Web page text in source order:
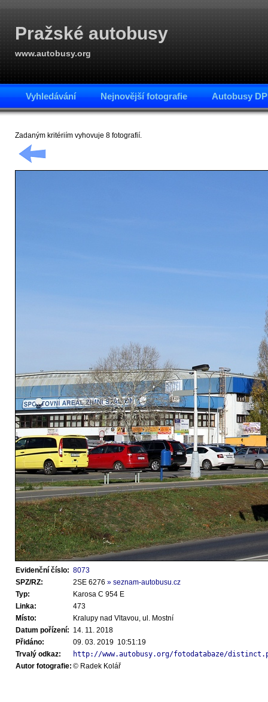
Pražské autobusy
www.autobusy.org
Vyhledávání Nejnovější fotografie Autobusy
Zadaným kritériím vyhovuje 8 fotografií.
Evidenční číslo: 8073
SPZ/RZ:
2SE 6276 » seznam-autobusu.cz
Typ:
Karosa C 954 E
Linka:
473
Místo:
Kralupy nad Vltavou, ul. Mostní
Datum pořízení: 14. 11. 2018
Přidáno:
09. 03. 2019 10:51:19
Trvalý odkaz:
http://www.autobusy.org/fotodatabaze/
Autor fotografie: © Radek Kolář